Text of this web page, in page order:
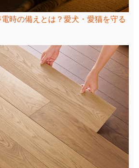
電時の備えとは？愛犬・愛猫を守る